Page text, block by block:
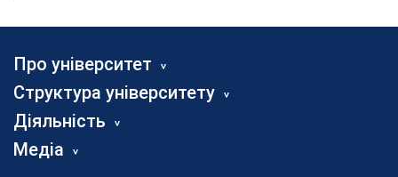
Про університет
Структура університету
Діяльність
Медіа